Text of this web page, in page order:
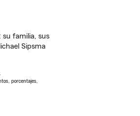
familia, sus
Sipsma
porcentajes,